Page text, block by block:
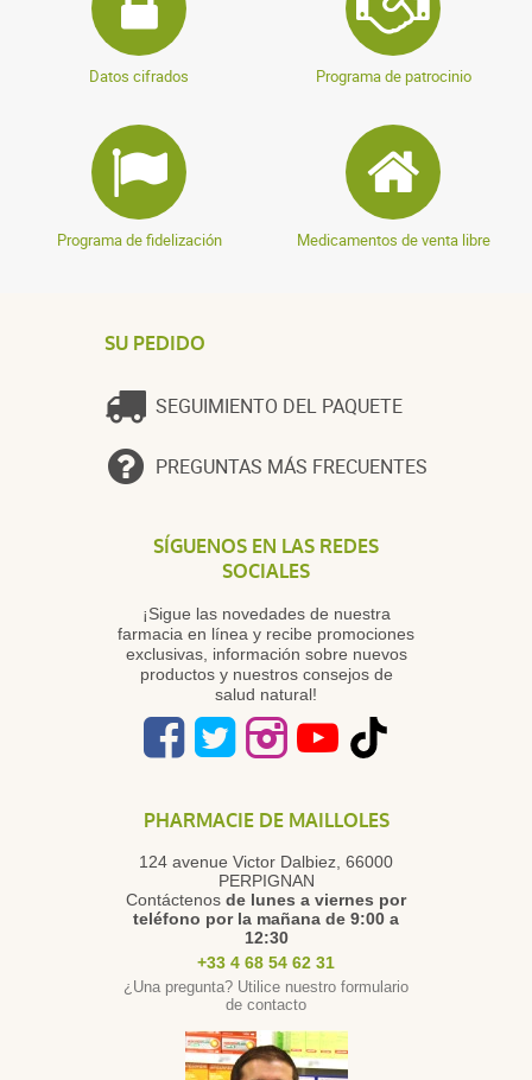
Datos cifrados Programa de patrocinio
Programa de fidelización Medicamentos de venta libre
SU PEDIDO
SEGUIMIENTO DEL PAQUETE
PREGUNTAS MÁS FRECUENTES
SÍGUENOS EN LAS REDES
SOCIALES
¡Sigue las novedades de nuestra
farmacia en línea y recibe promociones
exclusivas, información sobre nuevos
productos y nuestros consejos de
salud natural!
PHARMACIE DE MAILLOLES
124 avenue Victor Dalbiez, 66000
PERPIGNAN
Contáctenos de lunes a viernes por
teléfono por la mañana de 9:00 a
12:30
+33 4 68 54 62 31
¿Una pregunta? Utilice nuestro formulario
de contacto